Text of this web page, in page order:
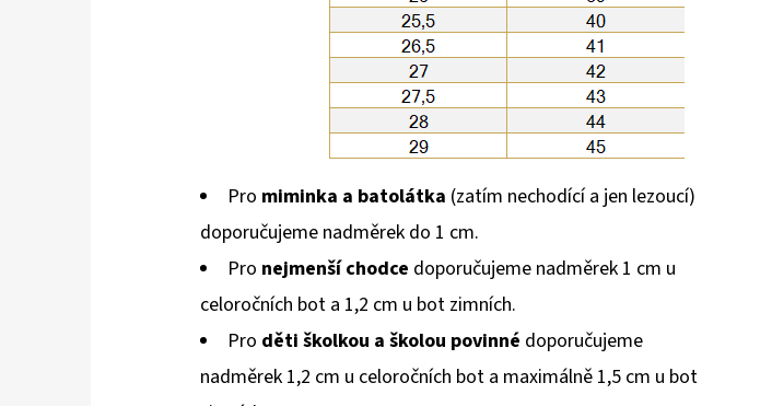
Pro miminka a batolátka (zatím nechodící a jen lezoucí)
doporučujeme nadměrek do 1 cm.
Pro nejmenší chodce doporučujeme nadměrek 1 cm u
celoročních bot a 1,2 cm u bot zimních.
Pro děti školkou a školou povinné doporučujeme
nadměrek 1,2 cm u celoročních bot a maximálně 1,5 cm u bot